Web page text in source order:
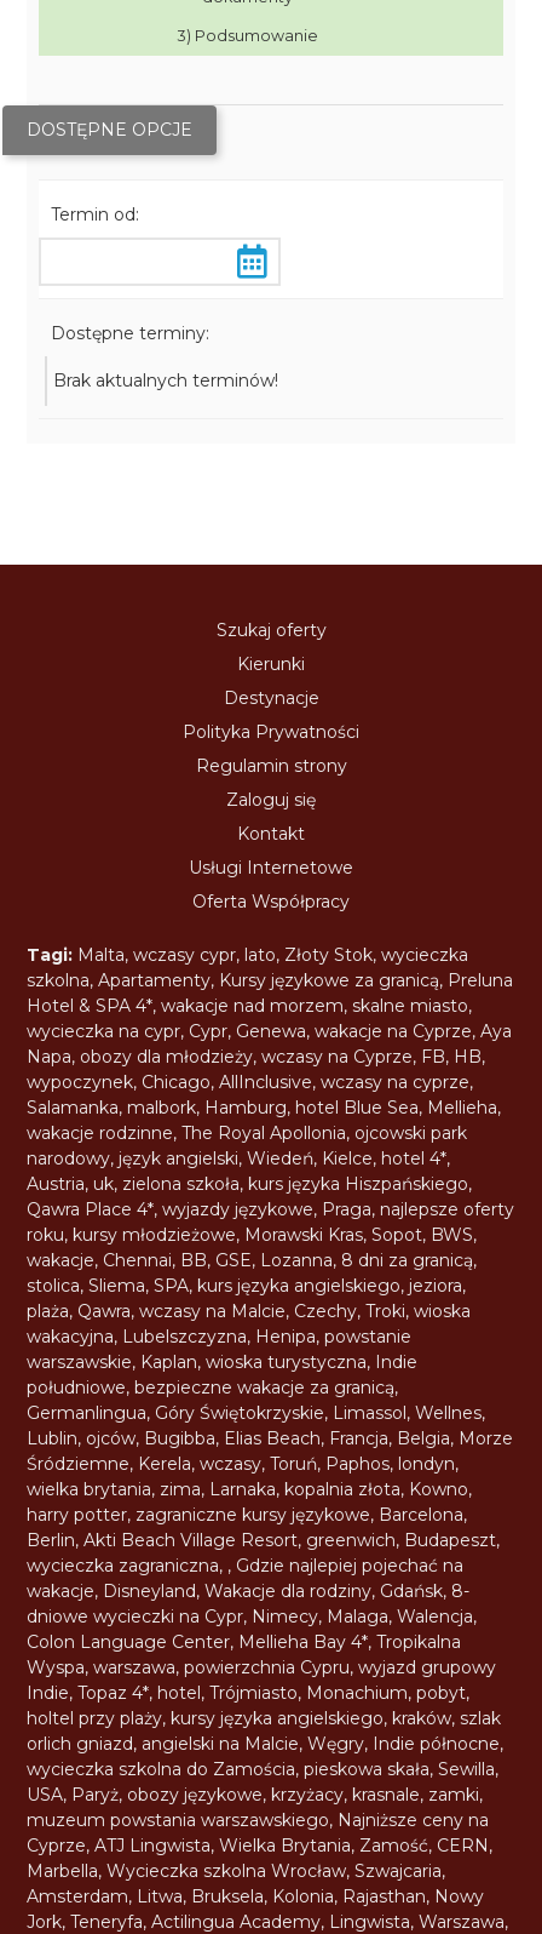
3) Podsumowanie
DOSTĘPNE OPCJE
Termin od:
Dostępne terminy:
Brak aktualnych terminów!
Szukaj oferty
Kierunki
Destynacje
Polityka Prywatności
Regulamin strony
Zaloguj się
Kontakt
Usługi Internetowe
Oferta Współpracy
Tagi: Malta,wczasy cypr, lato, Złoty Stok,wycieczka
szkolna,Apartamenty, Kursy językowe za granicą, Preluna
Hotel & SPA 4*,wakacje nad morzem,skalne miasto,
wycieczka na cypr, Cypr, Genewa,wakacje na Cyprze,Aya
Napa, obozy dla młodzieży,wczasy na Cyprze, FB, HB,
wypoczynek, Chicago,AllInclusive,wczasy na cyprze,
Salamanka, malbork, Hamburg, hotel Blue Sea, Mellieha,
wakacje rodzinne,The Royal Apollonia, ojcowski park
narodowy, język angielski,Wiedeń, Kielce, hotel 4*,
Austria, uk, zielona szkoła, kurs języka Hiszpańskiego,
Qawra Place 4*,wyjazdy językowe, Praga, najlepsze oferty
roku, kursy młodzieżowe, Morawski Kras,Sopot, BWS,
wakacje, Chennai, BB, GSE, Lozanna, 8 dni za granicą,
stolica,Sliema,SPA, kurs języka angielskiego, jeziora,
plaża, Qawra,wczasy na Malcie, Czechy,Troki,wioska
wakacyjna, Lubelszczyzna, Henipa,powstanie
warszawskie, Kaplan,wioska turystyczna, Indie
południowe,bezpieczne wakacje za granicą,
Germanlingua, Góry Świętokrzyskie, Limassol,Wellnes,
Lublin, ojców, Bugibba, Elias Beach, Francja, Belgia, Morze
Śródziemne, Kerela,wczasy,Toruń, Paphos, londyn,
wielka brytania, zima, Larnaka, kopalnia złota, Kowno,
harry potter, zagraniczne kursy językowe, Barcelona,
Berlin,Akti Beach Village Resort, greenwich, Budapeszt,
wycieczka zagraniczna, , Gdzie najlepiej pojechać na
wakacje, Disneyland,Wakacje dla rodziny, Gdańsk, 8-
dniowe wycieczki na Cypr, Nimecy, Malaga,Walencja,
Colon Language Center, Mellieha Bay 4*,Tropikalna
Wyspa,warszawa,powierzchnia Cypru,wyjazd grupowy
Indie,Topaz 4*, hotel,Trójmiasto, Monachium,pobyt,
holtel przy plaży, kursy języka angielskiego, kraków,szlak
orlich gniazd, angielski na Malcie,Węgry, Indie północne,
wycieczka szkolna do Zamościa,pieskowa skała,Sewilla,
USA, Paryż, obozy językowe, krzyżacy, krasnale, zamki,
muzeum powstania warszawskiego, Najniższe ceny na
Cyprze,ATJ Lingwista,Wielka Brytania, Zamość, CERN,
Marbella,Wycieczka szkolna Wrocław,Szwajcaria,
Amsterdam, Litwa, Bruksela, Kolonia, Rajasthan, Nowy
Jork,Teneryfa,Actilingua Academy, Lingwista,Warszawa,